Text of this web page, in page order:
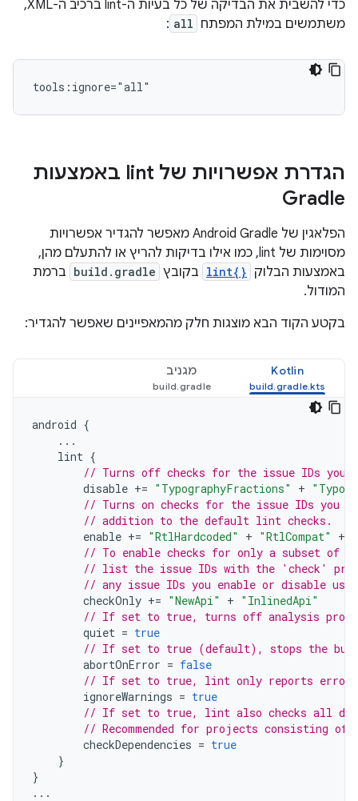
כדי להשבית את הבדיקה של כל בעיות ה-lint ברכיב ה-XML,
משתמשים במילת המפתח all
:
tools:ignore="all"
הגדרת אפשרויות של lint באמצעות
Gradle
הפלאגין של Android Gradle מאפשר להגדיר אפשרויות
מסוימות של lint, כמו אילו בדיקות להריץ או להתעלם מהן,
באמצעות הבלוק lint{} בקובץ build.gradle ברמת
המודול.
בקטע הקוד הבא מוצגות חלק מהמאפיינים שאפשר להגדיר:
Kotlin מגניב
android {
...
lint {
// Turns off checks for the issue IDs you
disable += "TypographyFractions" +
// Turns on checks for the issue IDs you
// addition to the default lint checks.
enable += "RtlHardcoded" + "RtlCompat" +
// To enable checks for only a subset of
// list the issue IDs with the 'check'
// any issue IDs you enable or disable
checkOnly += "NewApi" + "InlinedApi"
// If set to true, turns off analysis
quiet = true
// If set to true (default), stops the
abortOnError = false
// If set to true, lint only reports
ignoreWarnings = true
// If set to true, lint also checks all
// Recommended for projects consisting of
checkDependencies = true
}
}
...